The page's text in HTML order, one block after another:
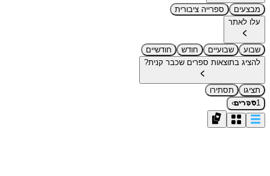
מבצעים
ספרייה ציבורית
עלו לאתר
שבוע שבועיים חודש
חודשיים
להציג בתוצאות ספרים שכבר קנית?
תציגו
תסתירו
1ספרים›